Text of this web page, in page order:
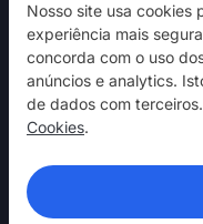
Nosso site usa cookies
experiência mais
concorda com o uso
anúncios e analytics.
de dados com
Cookies.
NordVPN
Interaja
Ajuda
Descubra